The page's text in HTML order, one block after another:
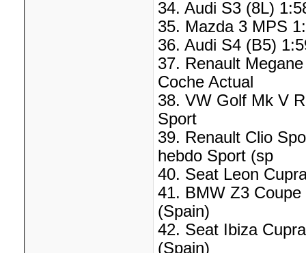
34. Audi S3 (8L)
35. Mazda 3 MPS
36. Audi S4 (B5)
37. Renault
Coche Actual
38. VW Golf Mk V
Sport
39. Renault Clio
hebdo Sport (sp
40. Seat Leon
41. BMW Z3
(Spain)
42. Seat Ibiza
(Spain)